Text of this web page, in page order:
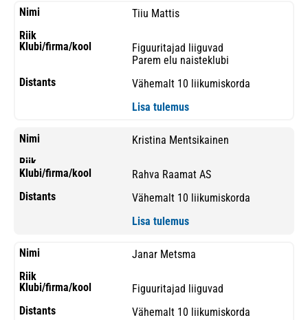
Tiiu Mattis
Figuuritajad liiguvad
Parem elu naisteklubi
Vähemalt 10 liikumiskorda
Lisa tulemus
Kristina Mentsikainen
Rahva Raamat AS
Vähemalt 10 liikumiskorda
Lisa tulemus
Janar Metsma
Figuuritajad liiguvad
Vähemalt 10 liikumiskorda